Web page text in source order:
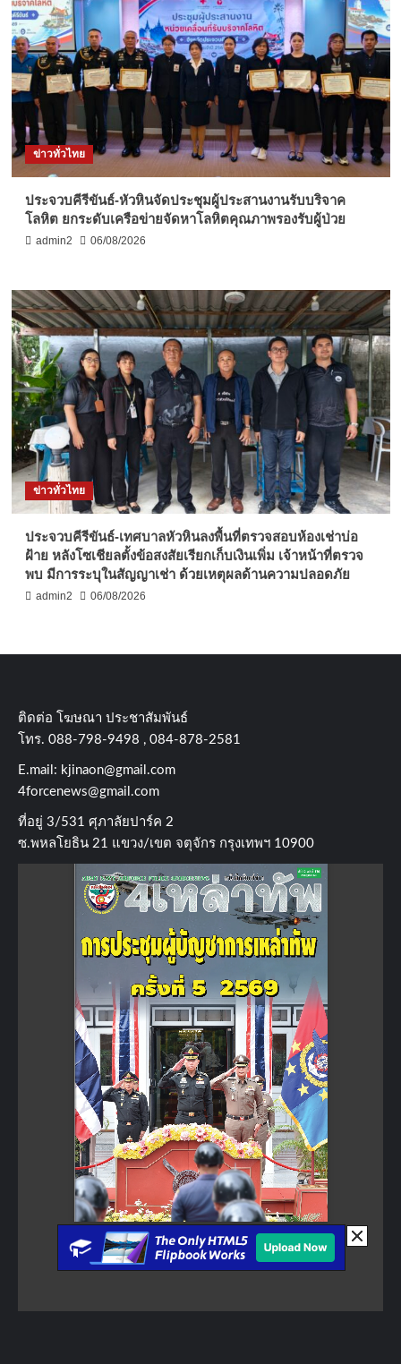
ข่าวทั่วไทย
ประจวบคีรีขันธ์-หัวหินจัดประชุมผู้ประสานงานรับบริจาค
โลหิต ยกระดับเครือข่ายจัดหาโลหิตคุณภาพรองรับผู้ป่วย
admin2 06/08/2026
ข่าวทั่วไทย
ประจวบคีรีขันธ์-เทศบาลหัวหินลงพื้นที่ตรวจสอบห้องเช่าบ่อ
ฝ้าย หลังโซเชียลตั้งข้อสงสัยเรียกเก็บเงินเพิ่ม เจ้าหน้าที่ตรวจ
พบ มีการระบุในสัญญาเช่า ด้วยเหตุผลด้านความปลอดภัย
admin2 06/08/2026
ติดต่อ​ โฆษณา​ ประชาสัมพันธ์
โทร​. 088-798-9498 , 084-878-2581
E.mail: kjinaon@gmail.com
4forcenews@gmail.com
ที่อยู่​ 3/531​ ศุภาลัยปาร์ค​ 2
ซ.พหลโยธิน​ 21​ แขวง/เขต​ จตุจักร​ กรุงเทพฯ 10900